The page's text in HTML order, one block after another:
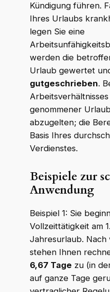
Kündigung führen.
Ihres Urlaubs
legen Sie eine
werden die
Urlaub gewertet
gutgeschrieben.
genommener
abzugelten; die
Basis Ihres
Verdienstes.
Beispiele zur
Anwendung
Beispiel 1: Sie
Vollzeittätigkeit am
Jahresurlaub.
stehen Ihnen
6,67 Tage zu (in
auf ganze Tage